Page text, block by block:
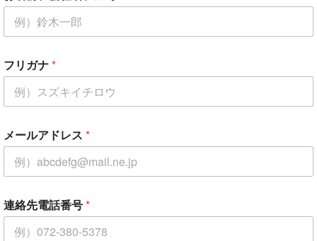
フリガナ*
メールアドレス *
連絡先電話番号*